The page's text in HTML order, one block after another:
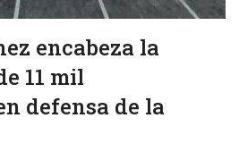
encabeza la
11 mil
defensa de la